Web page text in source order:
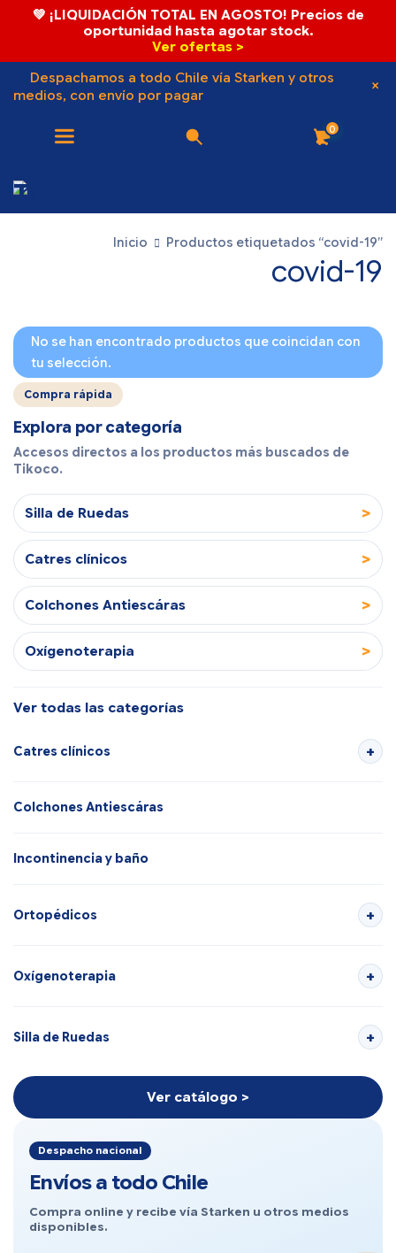
💚 ¡LIQUIDACIÓN TOTAL EN AGOSTO! Precios de
oportunidad hasta agotar stock.
Ver ofertas >
Despachamos a todo Chile vía Starken y otros
medios, con envío por pagar
0
Inicio Productos etiquetados “covid-19”
covid-19
Compra rápida
Explora por categoría
Accesos directos a los productos más buscados de
Tikoco.
Silla de Ruedas >
Catres clínicos >
Colchones Antiescáras >
Oxígenoterapia >
Ver todas las categorías
Catres clínicos
Colchones Antiescáras
Incontinencia y baño
Ortopédicos
Oxígenoterapia
Silla de Ruedas
Ver catálogo >
Despacho nacional
Envíos a todo Chile
Compra online y recibe vía Starken u otros medios
disponibles.
No se han encontrado productos que coincidan con
tu selección.